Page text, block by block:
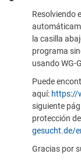
Resolviendo
la casilla
programa
usando WG-
Puede
aquí: https://
siguiente
protección
gesucht.de/
Gracias por